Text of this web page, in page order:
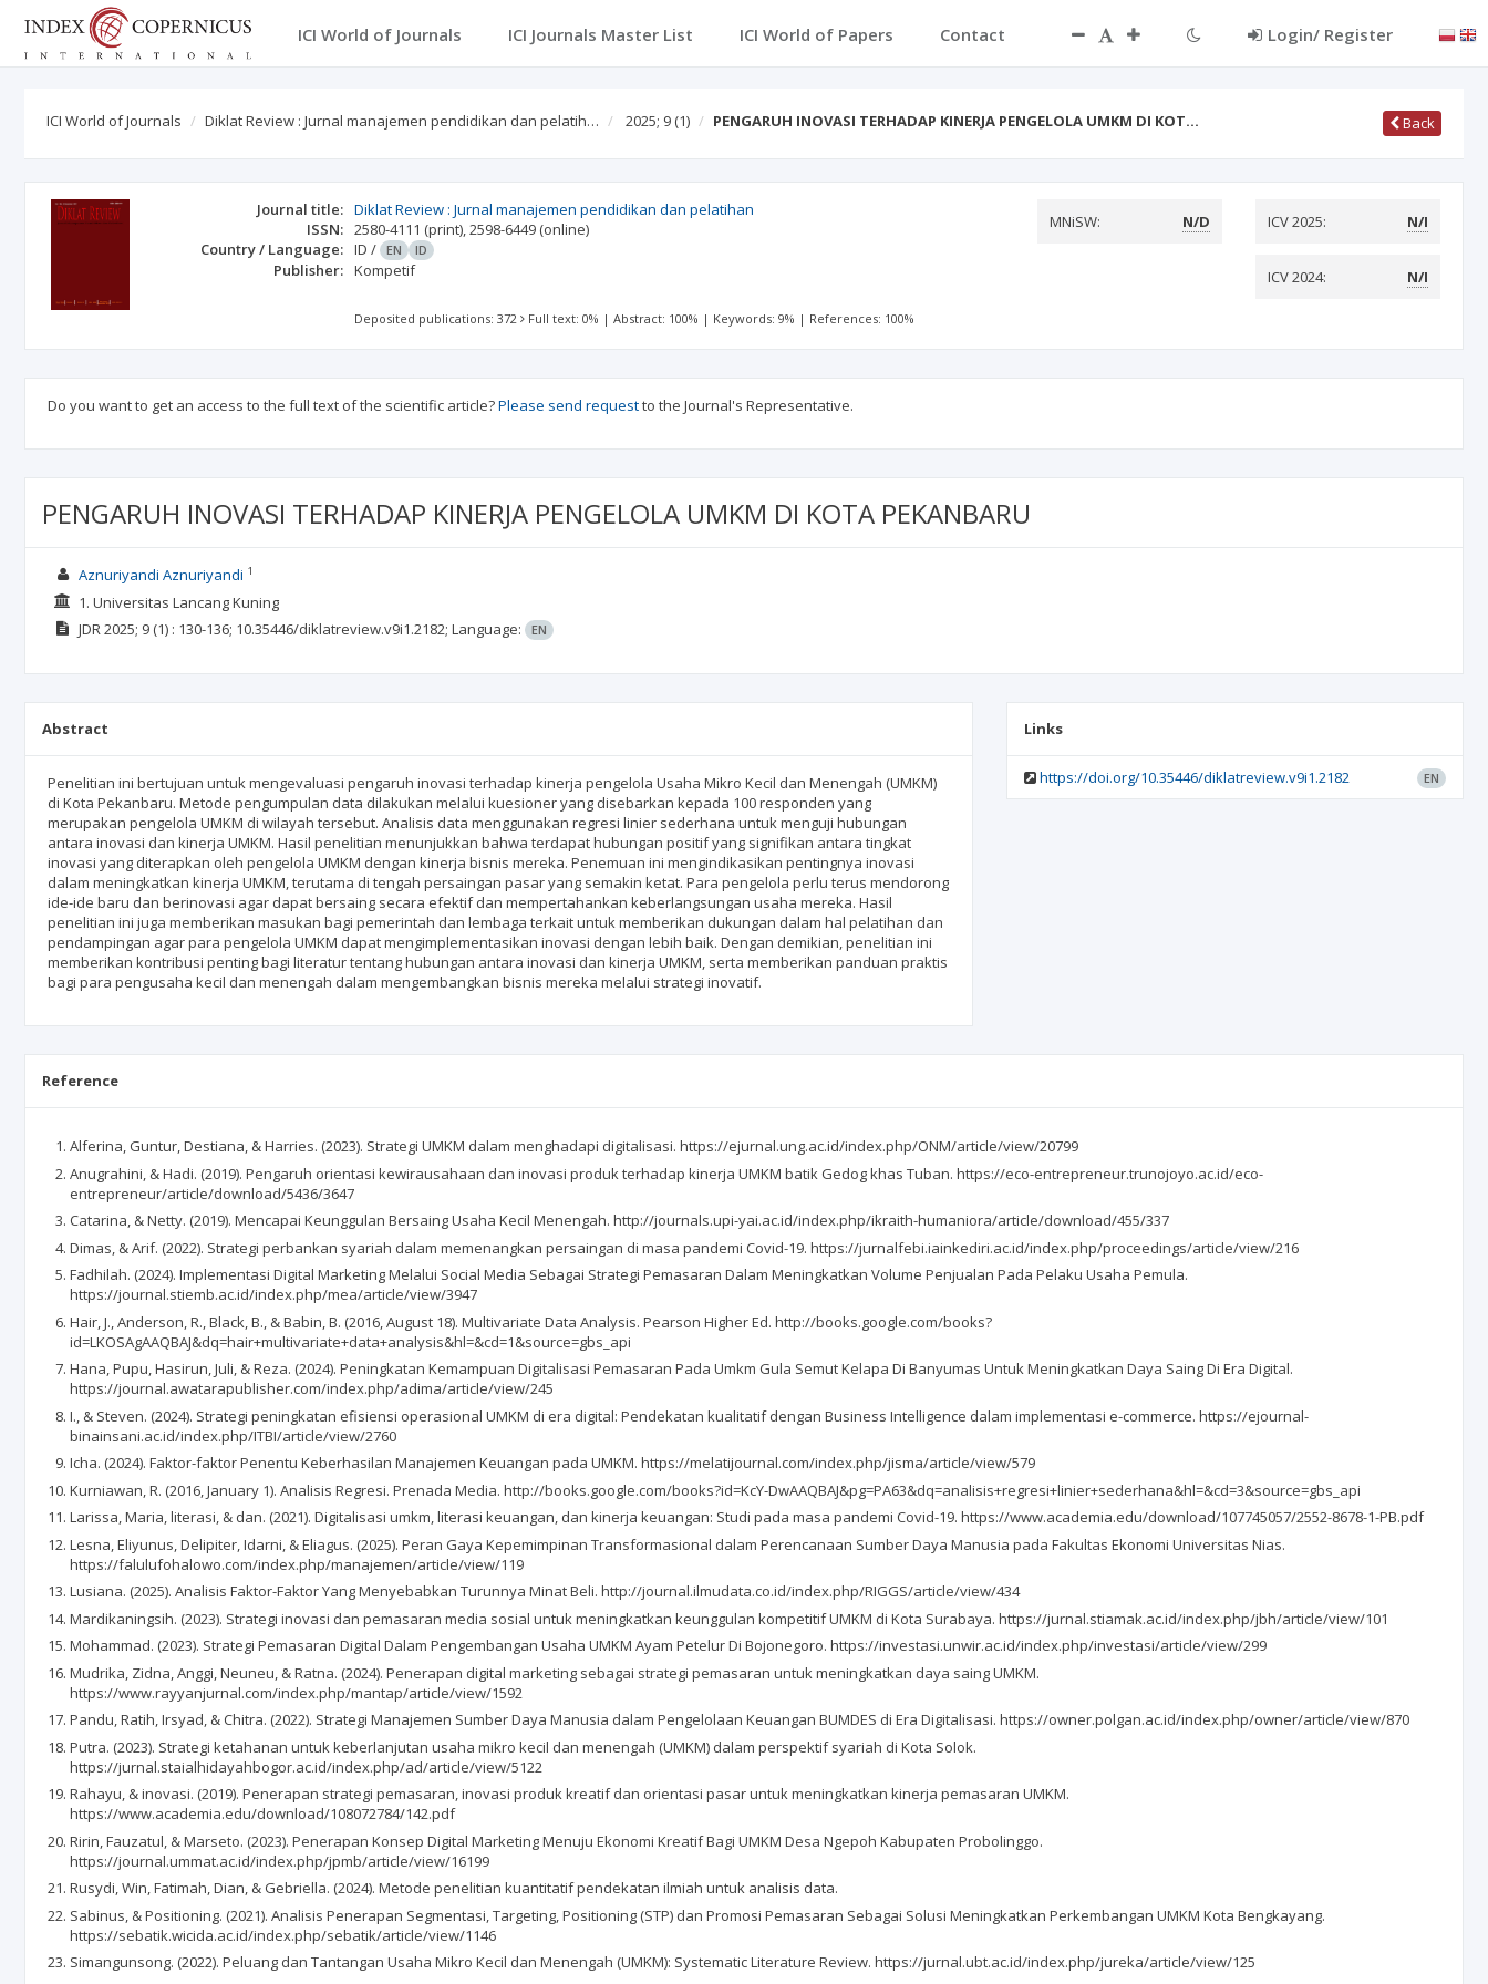
ICI World of Journals ICI Journals Master List ICI World of Papers Contact Login/ Register
ICI World of Journals Diklat Review : Jurnal manajemen pendidikan dan pelatih… 2025; 9 (1) PENGARUH INOVASI TERHADAP KINERJA PENGELOLA UMKM DI KOT… Back
Journal title: Diklat Review : Jurnal manajemen pendidikan dan pelatihan
ISSN: 2580-4111 (print),2598-6449 (online)
Country / Language: ID / EN ID
Publisher: Kompetif
MNiSW: N/D ICV 2025: N/I
ICV 2024: N/I
Deposited publications: 372 Full text: 0% |Abstract: 100% | Keywords: 9% | References: 100%
Do you want to get an access to the full text of the scientific article?Please send requestto the Journal's Representative.
PENGARUH INOVASI TERHADAP KINERJA PENGELOLA UMKM DI KOTA PEKANBARU
Aznuriyandi Aznuriyandi 1
1. Universitas Lancang Kuning
JDR2025; 9(1) : 130-136; 10.35446/diklatreview.v9i1.2182; Language: EN
Abstract
Penelitian ini bertujuan untuk mengevaluasi pengaruh inovasi terhadap kinerja pengelola Usaha Mikro Kecil dan Menengah (UMKM)
di Kota Pekanbaru. Metode pengumpulan data dilakukan melalui kuesioner yang disebarkan kepada 100 responden yang
merupakan pengelola UMKM di wilayah tersebut. Analisis data menggunakan regresi linier sederhana untuk menguji hubungan
antara inovasi dan kinerja UMKM. Hasil penelitian menunjukkan bahwa terdapat hubungan positif yang signifikan antara tingkat
inovasi yang diterapkan oleh pengelola UMKM dengan kinerja bisnis mereka. Penemuan ini mengindikasikan pentingnya inovasi
dalam meningkatkan kinerja UMKM, terutama di tengah persaingan pasar yang semakin ketat. Para pengelola perlu terus mendorong
ide-ide baru dan berinovasi agar dapat bersaing secara efektif dan mempertahankan keberlangsungan usaha mereka. Hasil
penelitian ini juga memberikan masukan bagi pemerintah dan lembaga terkait untuk memberikan dukungan dalam hal pelatihan dan
pendampingan agar para pengelola UMKM dapat mengimplementasikan inovasi dengan lebih baik. Dengan demikian, penelitian ini
memberikan kontribusi penting bagi literatur tentang hubungan antara inovasi dan kinerja UMKM, serta memberikan panduan praktis
bagi para pengusaha kecil dan menengah dalam mengembangkan bisnis mereka melalui strategi inovatif.
Links
https://doi.org/10.35446/diklatreview.v9i1.2182 EN
Reference
Alferina, Guntur, Destiana, & Harries. (2023). Strategi UMKM dalam menghadapi digitalisasi. https://ejurnal.ung.ac.id/index.php/ONM/article/view/20799
Anugrahini, & Hadi. (2019). Pengaruh orientasi kewirausahaan dan inovasi produk terhadap kinerja UMKM batik Gedog khas Tuban. https://eco-entrepreneur.trunojoyo.ac.id/eco-
entrepreneur/article/download/5436/3647
Catarina, & Netty. (2019). Mencapai Keunggulan Bersaing Usaha Kecil Menengah. http://journals.upi-yai.ac.id/index.php/ikraith-humaniora/article/download/455/337
Dimas, & Arif. (2022). Strategi perbankan syariah dalam memenangkan persaingan di masa pandemi Covid-19. https://jurnalfebi.iainkediri.ac.id/index.php/proceedings/article/view/216
Fadhilah. (2024). Implementasi Digital Marketing Melalui Social Media Sebagai Strategi Pemasaran Dalam Meningkatkan Volume Penjualan Pada Pelaku Usaha Pemula.
https://journal.stiemb.ac.id/index.php/mea/article/view/3947
Hair, J., Anderson, R., Black, B., & Babin, B. (2016, August 18). Multivariate Data Analysis. Pearson Higher Ed. http://books.google.com/books?
id=LKOSAgAAQBAJ&dq=hair+multivariate+data+analysis&hl=&cd=1&source=gbs_api
Hana, Pupu, Hasirun, Juli, & Reza. (2024). Peningkatan Kemampuan Digitalisasi Pemasaran Pada Umkm Gula Semut Kelapa Di Banyumas Untuk Meningkatkan Daya Saing Di Era Digital.
https://journal.awatarapublisher.com/index.php/adima/article/view/245
I., & Steven. (2024). Strategi peningkatan efisiensi operasional UMKM di era digital: Pendekatan kualitatif dengan Business Intelligence dalam implementasi e-commerce. https://ejournal-
binainsani.ac.id/index.php/ITBI/article/view/2760
Icha. (2024). Faktor-faktor Penentu Keberhasilan Manajemen Keuangan pada UMKM. https://melatijournal.com/index.php/jisma/article/view/579
Kurniawan, R. (2016, January 1). Analisis Regresi. Prenada Media. http://books.google.com/books?id=KcY-DwAAQBAJ&pg=PA63&dq=analisis+regresi+linier+sederhana&hl=&cd=3&source=gbs_api
Larissa, Maria, literasi, & dan. (2021). Digitalisasi umkm, literasi keuangan, dan kinerja keuangan: Studi pada masa pandemi Covid-19. https://www.academia.edu/download/107745057/2552-8678-1-PB.pdf
Lesna, Eliyunus, Delipiter, Idarni, & Eliagus. (2025). Peran Gaya Kepemimpinan Transformasional dalam Perencanaan Sumber Daya Manusia pada Fakultas Ekonomi Universitas Nias.
https://falulufohalowo.com/index.php/manajemen/article/view/119
Lusiana. (2025). Analisis Faktor-Faktor Yang Menyebabkan Turunnya Minat Beli. http://journal.ilmudata.co.id/index.php/RIGGS/article/view/434
Mardikaningsih. (2023). Strategi inovasi dan pemasaran media sosial untuk meningkatkan keunggulan kompetitif UMKM di Kota Surabaya. https://jurnal.stiamak.ac.id/index.php/jbh/article/view/101
Mohammad. (2023). Strategi Pemasaran Digital Dalam Pengembangan Usaha UMKM Ayam Petelur Di Bojonegoro. https://investasi.unwir.ac.id/index.php/investasi/article/view/299
Mudrika, Zidna, Anggi, Neuneu, & Ratna. (2024). Penerapan digital marketing sebagai strategi pemasaran untuk meningkatkan daya saing UMKM.
https://www.rayyanjurnal.com/index.php/mantap/article/view/1592
Pandu, Ratih, Irsyad, & Chitra. (2022). Strategi Manajemen Sumber Daya Manusia dalam Pengelolaan Keuangan BUMDES di Era Digitalisasi. https://owner.polgan.ac.id/index.php/owner/article/view/870
Putra. (2023). Strategi ketahanan untuk keberlanjutan usaha mikro kecil dan menengah (UMKM) dalam perspektif syariah di Kota Solok.
https://jurnal.staialhidayahbogor.ac.id/index.php/ad/article/view/5122
Rahayu, & inovasi. (2019). Penerapan strategi pemasaran, inovasi produk kreatif dan orientasi pasar untuk meningkatkan kinerja pemasaran UMKM.
https://www.academia.edu/download/108072784/142.pdf
Ririn, Fauzatul, & Marseto. (2023). Penerapan Konsep Digital Marketing Menuju Ekonomi Kreatif Bagi UMKM Desa Ngepoh Kabupaten Probolinggo.
https://journal.ummat.ac.id/index.php/jpmb/article/view/16199
Rusydi, Win, Fatimah, Dian, & Gebriella. (2024). Metode penelitian kuantitatif pendekatan ilmiah untuk analisis data.
Sabinus, & Positioning. (2021). Analisis Penerapan Segmentasi, Targeting, Positioning (STP) dan Promosi Pemasaran Sebagai Solusi Meningkatkan Perkembangan UMKM Kota Bengkayang.
https://sebatik.wicida.ac.id/index.php/sebatik/article/view/1146
Simangunsong. (2022). Peluang dan Tantangan Usaha Mikro Kecil dan Menengah (UMKM): Systematic Literature Review. https://jurnal.ubt.ac.id/index.php/jureka/article/view/125